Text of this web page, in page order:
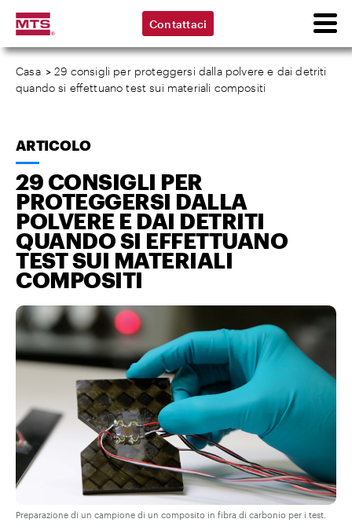
Contattaci
Casa >29 consigli per proteggersi dalla polvere e dai detriti
quando si effettuano test sui materiali compositi
ARTICOLO
29 CONSIGLI PER
PROTEGGERSI DALLA
POLVERE E DAI DETRITI
QUANDO SI EFFETTUANO
TEST SUI MATERIALI
COMPOSITI
Preparazione di un campione di un composito in fibra di carbonio per i test.